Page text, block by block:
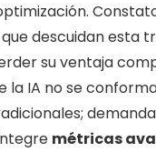
descuidan esta
su ventaja
la IA no se
métricas